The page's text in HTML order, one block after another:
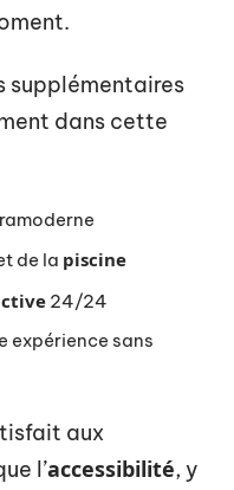
supplémentaires
dans cette
de la piscine
24/24
expérience sans
aux
l’accessibilité, y